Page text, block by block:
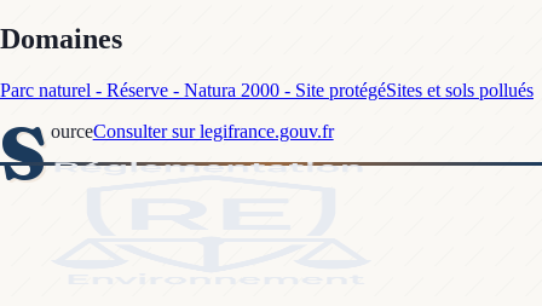
Domaines
Parc naturel - Réserve - Natura 2000 - Site protégéSites et sols pollués
S ourceConsulter sur legifrance.gouv.fr